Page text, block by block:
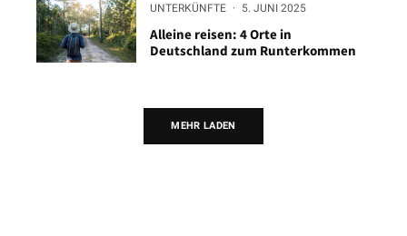
UNTERKÜNFTE · 5. JUNI 2025
Alleine reisen: 4 Orte in
Deutschland zum Runterkommen
MEHR LADEN